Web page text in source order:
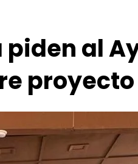
piden al
proyecto